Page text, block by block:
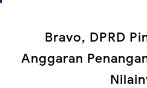
Bravo, DPRD
Anggaran